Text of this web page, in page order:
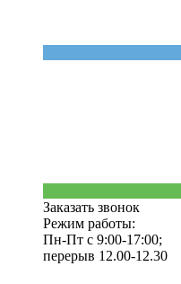
Заказать звонок
Режим работы:
Пн-Пт с 9:00-17:00;
перерыв 12.00-12.30